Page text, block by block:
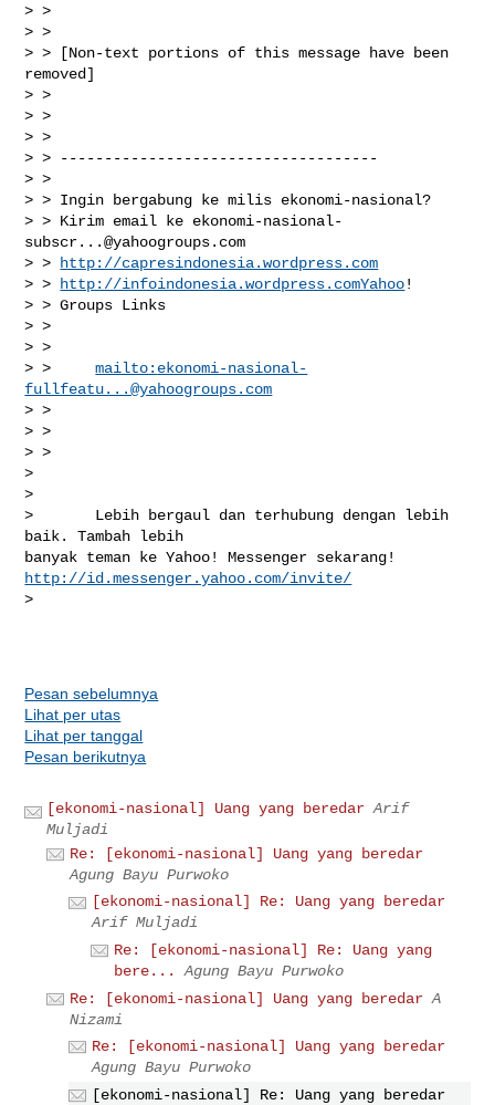
> >
> >
> > [Non-text portions of this message have been
removed]
> >
> >
> >
> > ------------------------------------
> >
> > Ingin bergabung ke milis ekonomi-nasional?
> > Kirim email ke ekonomi-nasional-
subscr...@yahoogroups.com
> >
http://capresindonesia.wordpress.com
> >
http://infoindonesia.wordpress.comYahoo!
> > Groups Links
> >
> >
> > mailto: ekonomi-nasional-
fullfeatu...@yahoogroups.com
> >
> >
> >
>
>
>       Lebih bergaul dan terhubung dengan lebih
baik. Tambah lebih
http://id.messenger.yahoo.com/invite/
>
Pesan sebelumnya
Lihat per utas
Lihat per tanggal
Pesan berikutnya
[ekonomi-nasional] Uang yang beredar Arif
Muljadi
Re: [ekonomi-nasional] Uang yang beredar
Agung Bayu Purwoko
[ekonomi-nasional] Re: Uang yang beredar
Arif Muljadi
Re: [ekonomi-nasional] Re: Uang yang
bere...
Agung Bayu Purwoko
Re: [ekonomi-nasional] Uang yang beredar A
Nizami
Re: [ekonomi-nasional] Uang yang beredar
Agung Bayu Purwoko
[ekonomi-nasional] Re: Uang yang beredar